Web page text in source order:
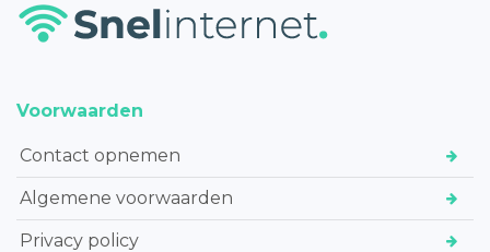
Voorwaarden
Contact opnemen
Algemene voorwaarden
Privacy policy